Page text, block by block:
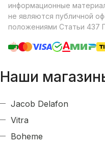
информационные
не являются публичной
положениями Статьи 437
Наши
Jacob Delafon
Vitra
Boheme